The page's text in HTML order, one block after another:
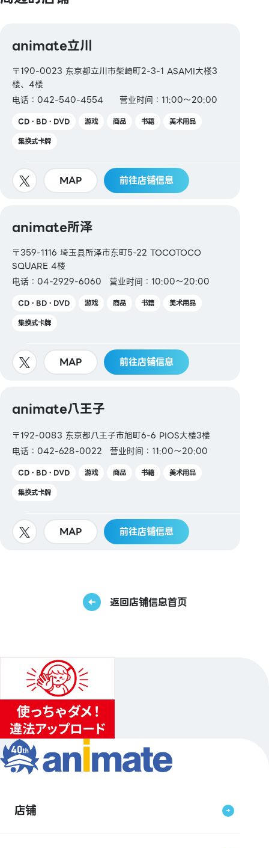
Kitaca / Suica / PASMO / TOICA / manaca /
【礼品卡・商品券】
VISA礼品卡 / JCB礼品卡 / 永旺商品券
【图书券・图书卡NEXT】
animate立川
〒190-0023 东京都立川市柴崎町2-3-1 ASAMI大楼3
楼、4楼
电话：042-540-4554
营业时间：11:00～20:00
CD・BD・DVD 游戏 商品 书籍
美术用品
集换式卡牌
MAP 前往店铺信息
animate所泽
〒359-1116 埼玉县所泽市东町5-22 TOCOTOCO
SQUARE 4楼
电话：04-2929-6060
营业时间：10:00～20:00
CD・BD・DVD 游戏 商品 书籍
美术用品
集换式卡牌
MAP 前往店铺信息
animate八王子
〒192-0083 东京都八王子市旭町6-6 PIOS大楼3楼
电话：042-628-0022
营业时间：11:00～20:00
CD・BD・DVD 游戏 商品 书籍
美术用品
集换式卡牌
MAP 前往店铺信息
返回店铺信息首页
店铺